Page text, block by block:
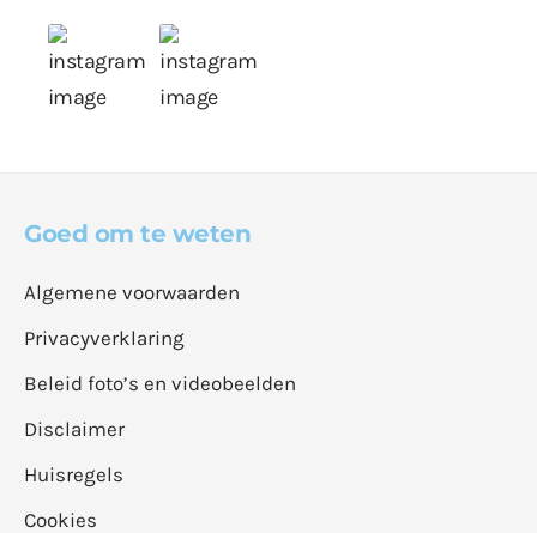
Goed om te weten
Algemene voorwaarden
Privacyverklaring
Beleid foto’s en videobeelden
Disclaimer
Huisregels
Cookies